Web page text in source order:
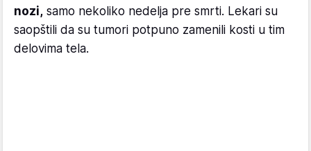
nozi, samo nekoliko nedelja pre smrti. Lekari su
saopštili da su tumori potpuno zamenili kosti u tim
delovima tela.